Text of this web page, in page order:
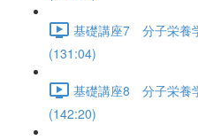
基礎講座7 分子栄養
(131:04)
基礎講座8 分子栄養
(142:20)